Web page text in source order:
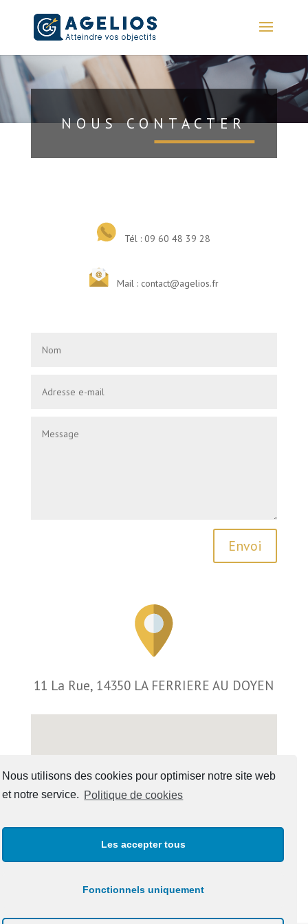
Nous utilisons des cookies pour optimiser notre site web
et notre service. Politique de cookies
Les accepter tous
Fonctionnels uniquement
NOUS CONTACTER
Tél : 09 60 48 39 28
Mail : contact@agelios.fr
Envoi
11 La Rue, 14350 LA FERRIERE AU DOYEN